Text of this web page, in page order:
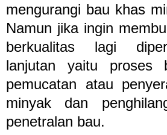
mengurangi bau khas
Namun jika ingin
berkualitas lagi
lanjutan yaitu proses
pemucatan atau
minyak dan
penetralan bau.